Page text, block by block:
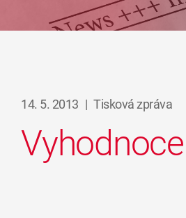
14. 5. 2013 | Tisková zpráva